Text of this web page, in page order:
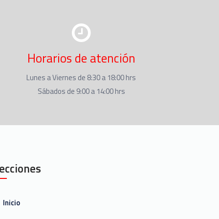
Horarios de atención
Lunes a Viernes de 8:30 a 18:00 hrs
Sábados de 9:00 a 14:00 hrs
Inicio